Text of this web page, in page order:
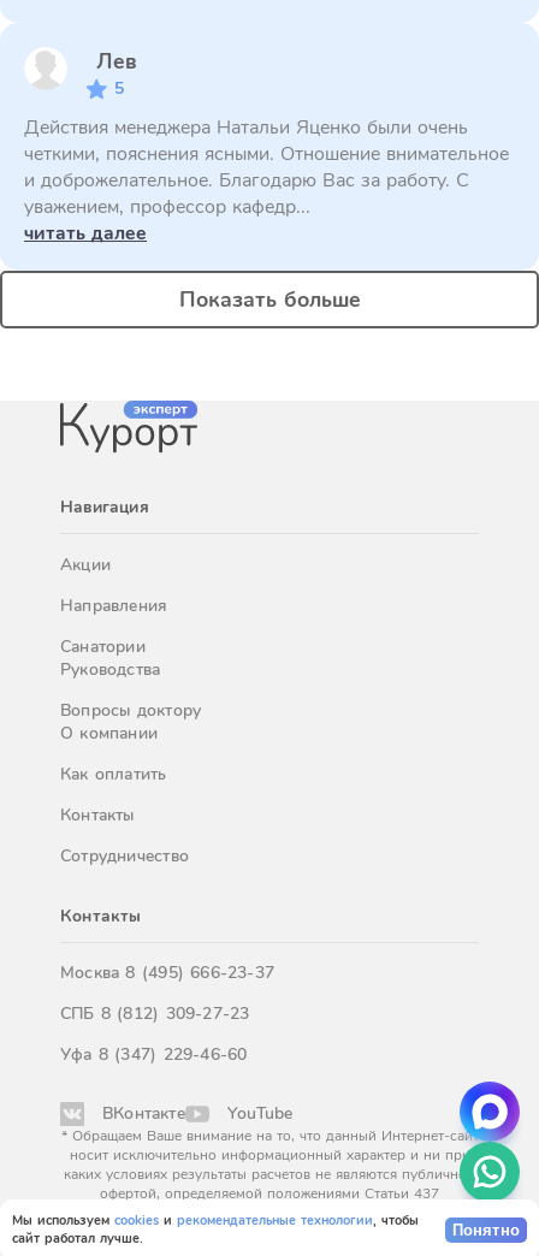
Мы используем cookies и рекомендательные технологии, чтобы
сайт работал лучше.
Понятно
Лев
5
Действия менеджера Натальи Яценко были очень
четкими, пояснения ясными. Отношение внимательное
и доброжелательное. Благодарю Вас за работу. С
уважением, профессор кафедр...
читать далее
Показать больше
Навигация
Акции
Направления
Санатории
Руководства
Вопросы доктору
О компании
Как оплатить
Контакты
Сотрудничество
Контакты
Москва8 (495) 666-23-37
СПБ 8 (812) 309-27-23
Уфа 8 (347) 229-46-60
ВКонтакте YouTube
* Обращаем Ваше внимание на то, что данный Интернет-сайт
носит исключительно информационный характер и ни при
каких условиях результаты расчетов не являются публичной
офертой, определяемой положениями Статьи 437
Гражданского кодекса Российской Федерации. За
окончательным расчетом обращайтесь к нашим менеджерам.